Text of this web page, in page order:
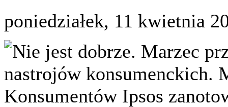
poniedziałek, 11 kwietnia
Nie jest dobrze. Marzec
nastrojów konsumenckich.
Konsumentów Ipsos